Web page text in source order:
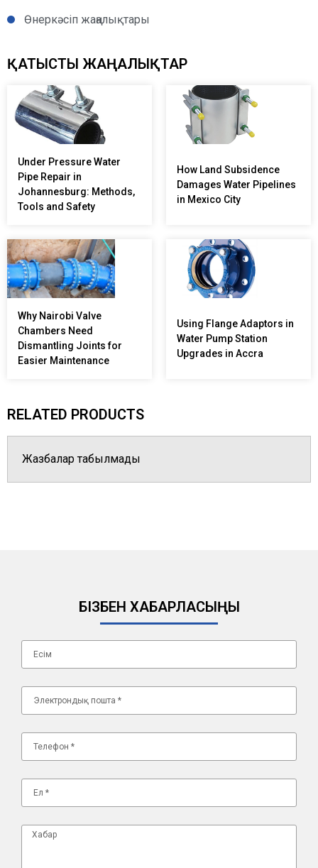
Өнеркәсіп жаңалықтары
ҚАТЫСТЫ ЖАҢАЛЫҚТАР
Under Pressure Water
Pipe Repair in
Johannesburg: Methods,
Tools and Safety
How Land Subsidence
Damages Water Pipelines
in Mexico City
Why Nairobi Valve
Chambers Need
Dismantling Joints for
Easier Maintenance
Using Flange Adaptors in
Water Pump Station
Upgrades in Accra
RELATED PRODUCTS
Жазбалар табылмады
БІЗБЕН ХАБАРЛАСЫҢЫ